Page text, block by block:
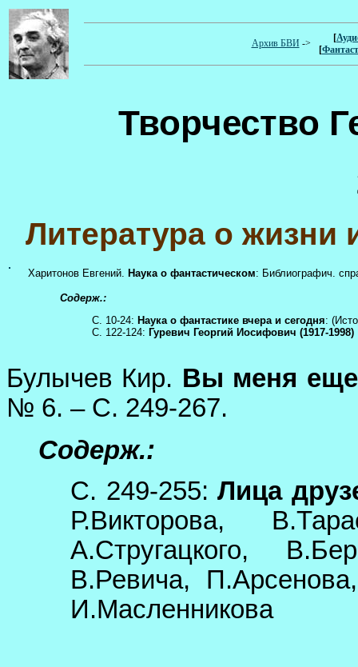
Архив БВИ -> [
[
Творчество
Литература о жизни
Харитонов Евгений. Наука о фантастическом: Библиографич.
Содерж.:
С. 10-24: Наука о фантастике вчера и сегодня:
С. 122-124: Гуревич Георгий Иосифович (1917-1998)
Булычев Кир. Вы меня еще
№ 6. – С. 249-267.
Содерж.:
С. 249-255:Лица
Р.Викторова,
А.Стругацкого,
В.Ревича,
И.Масленникова